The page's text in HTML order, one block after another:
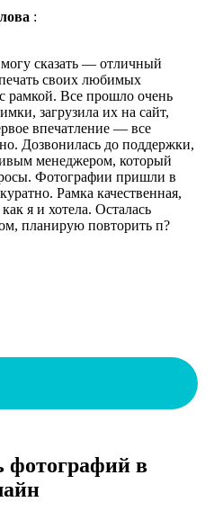
:
сказать — отличный
своих любимых
рамкой. Все прошло очень
загрузила их на сайт,
впечатление — все
Дозвонилась до поддержки,
менеджером, который
Фотографии пришли в
Рамка качественная,
я и хотела. Осталась
планирую повторить п?
фотографий в